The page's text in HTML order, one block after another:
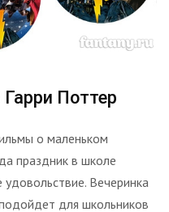
Поттер
о маленьком
праздник в школе
Вечеринка
для школьников